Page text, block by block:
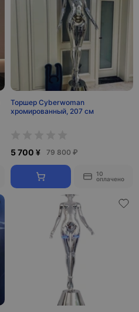
Торшер Cyberwoman
хромированный, 207 см
5 700 ¥ 79 800 ₽
10
оплачено